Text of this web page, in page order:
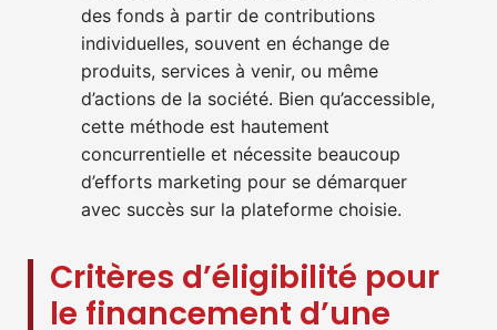
des fonds à partir de contributions
individuelles, souvent en échange de
produits, services à venir, ou même
d’actions de la société. Bien qu’accessible,
cette méthode est hautement
concurrentielle et nécessite beaucoup
d’efforts marketing pour se démarquer
avec succès sur la plateforme choisie.
Critères d’éligibilité pour
le financement d’une